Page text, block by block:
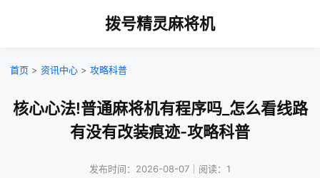
拨号精灵麻将机
首页 > 资讯中心 > 攻略科普
核心心法!普通麻将机有程序吗_怎么看线路
有没有改装痕迹-攻略科普
发布时间：2026-08-07｜阅读：1